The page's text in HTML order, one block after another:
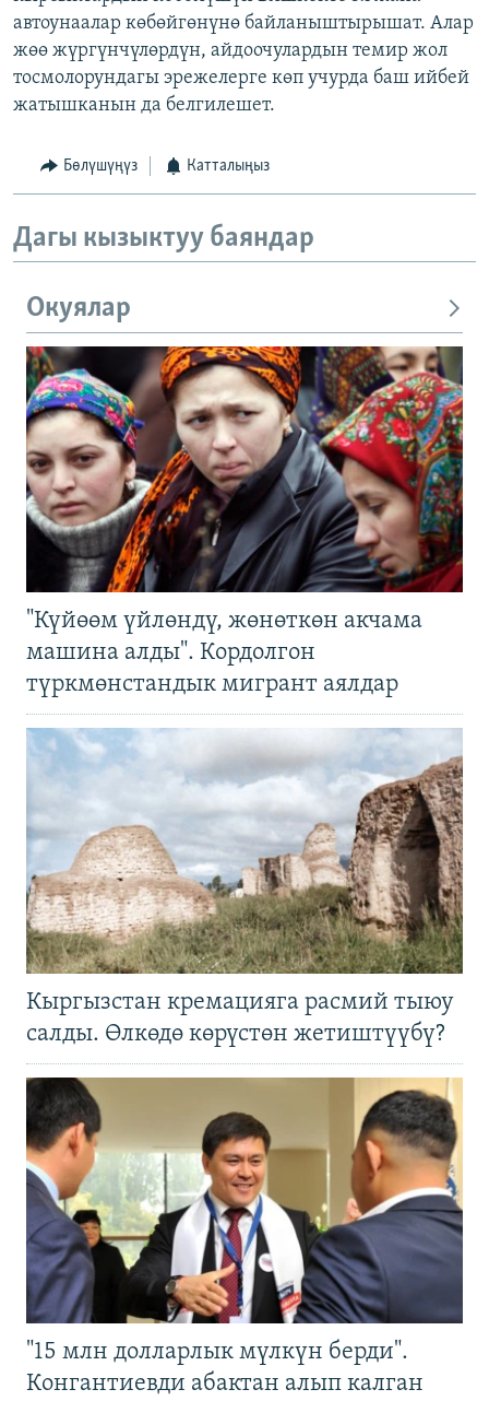
автоунаалар көбөйгөнүнө байланыштырышат. Алар
жөө жүргүнчүлөрдүн, айдоочулардын темир жол
тосмолорундагы эрежелерге көп учурда баш ийбей
жатышканын да белгилешет.
Бөлүшүңүз Катталыңыз
Дагы кызыктуу баяндар
Окуялар
"Күйөөм үйлөндү, жөнөткөн акчама
машина алды". Кордолгон
түркмөнстандык мигрант аялдар
Кыргызстан кремацияга расмий тыюу
салды. Өлкөдө көрүстөн жетиштүүбү?
"15 млн долларлык мүлкүн берди".
Конгантиевди абактан алып калган